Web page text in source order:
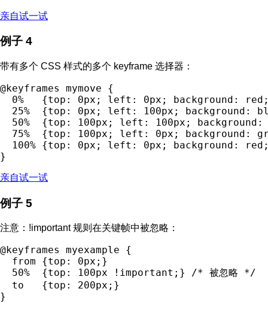
亲自试一试
例子 4
带有多个 CSS 样式的多个 keyframe 选择器：
@keyframes mymove {
0%   {top: 0px; left: 0px; background:
25%  {top: 0px; left: 100px; background:
50%  {top: 100px; left: 100px; background:
75%  {top: 100px; left: 0px; background:
100% {top: 0px; left: 0px; background:
亲自试一试
例子 5
注意：!important 规则在关键帧中被忽略：
@keyframes myexample {
  from {top: 0px;}
  50%  {top: 100px !important;} /* 被忽略 */
  to   {top: 200px;}